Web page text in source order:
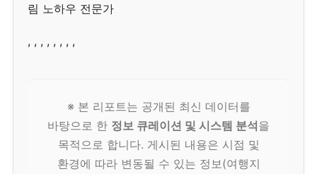
림 노하우 전문가
, , , , , , , ,
※ 본 리포트는 공개된 최신 데이터를
바탕으로 한 정보 큐레이션 및 시스템 분석을
목적으로 합니다. 게시된 내용은 시점 및
환경에 따라 변동될 수 있는 정보(여행지